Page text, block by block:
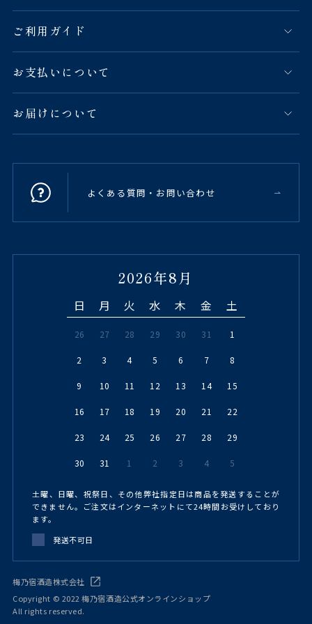
ご利用ガイド
お支払いについて
お届けについて
よくある質問・お問い合わせ
2026年8月
日 月 火 水 木 金 土
26 27 28 29 30 31 1
2 3 4 5 6 7 8
9 10 11 12 13 14 15
16 17 18 19 20 21 22
23 24 25 26 27 28 29
30 31 1 2 3 4 5
土曜、日曜、祝祭日、その他弊社指定日は商品を発送することが
できません。ご注文はインターネットにて24時間お受けしており
ます。
発送不可日
梅乃宿酒造株式会社
Copyright © 2022 梅乃宿酒造公式オンラインショップ
All rights reserved.